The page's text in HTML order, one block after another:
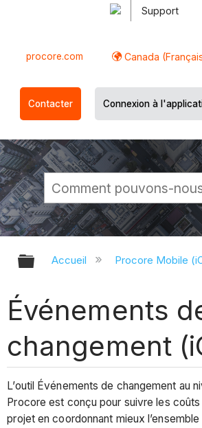
Support
procore.com Canada
Contacter Connexion à
Développer/réduire
Accueil Procore Mobile
Événements
changement
L’outil Événements de changement au
Procore est conçu pour suivre les coûts
projet en coordonnant mieux